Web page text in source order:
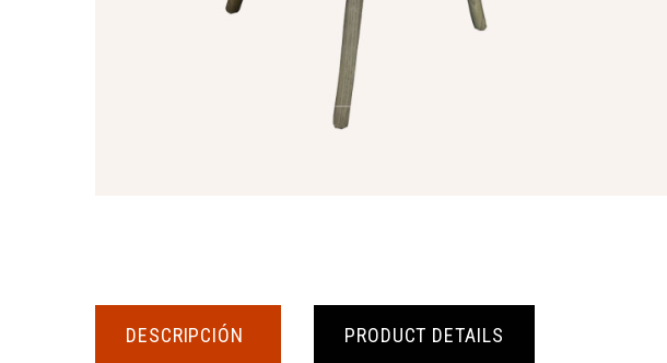
DESCRIPCIÓN PRODUCT DETAILS